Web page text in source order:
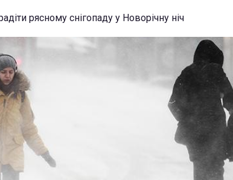
рясному снігопаду у Новорічну ніч